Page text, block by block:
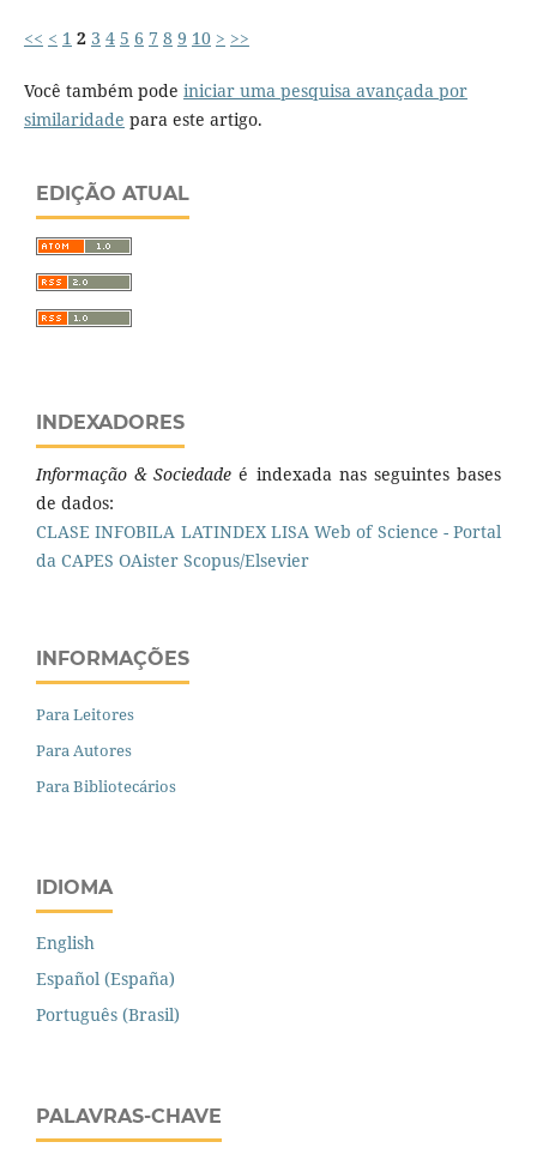
<< < 1 2 3 4 5 6 7 8 9 10 > >>
Você também pode iniciar uma pesquisa avançada por
similaridade para este artigo.
EDIÇÃO ATUAL
INDEXADORES
Informação & Sociedadeé indexada nas seguintes bases
de dados:
CLASE INFOBILA LATINDEX LISA Web of Science - Portal
da CAPES OAister Scopus/Elsevier
INFORMAÇÕES
Para Leitores
Para Autores
Para Bibliotecários
IDIOMA
English
Español (España)
Português (Brasil)
PALAVRAS-CHAVE